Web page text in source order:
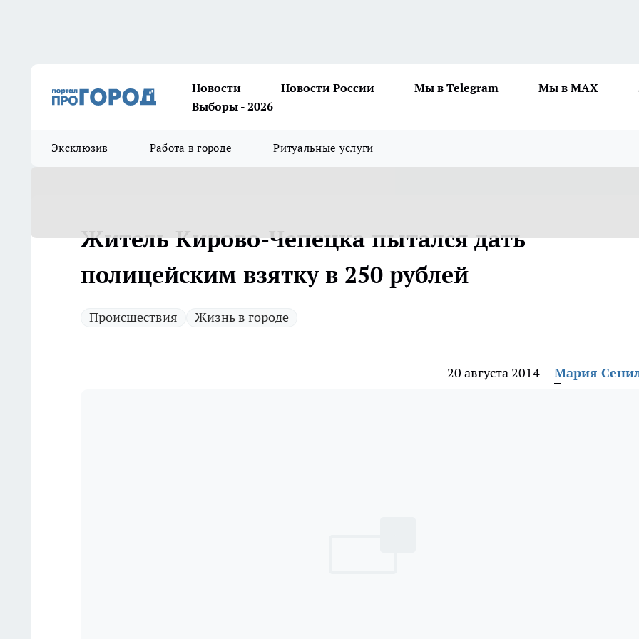
Новости Новости России Мы в Telegram Мы в MAX
Выборы - 2026
Эксклюзив Работа в городе Ритуальные услуги
Житель Кирово-Чепецка пытался дать
полицейским взятку в 250 рублей
Происшествия Жизнь в городе
20 августа 2014 Мария